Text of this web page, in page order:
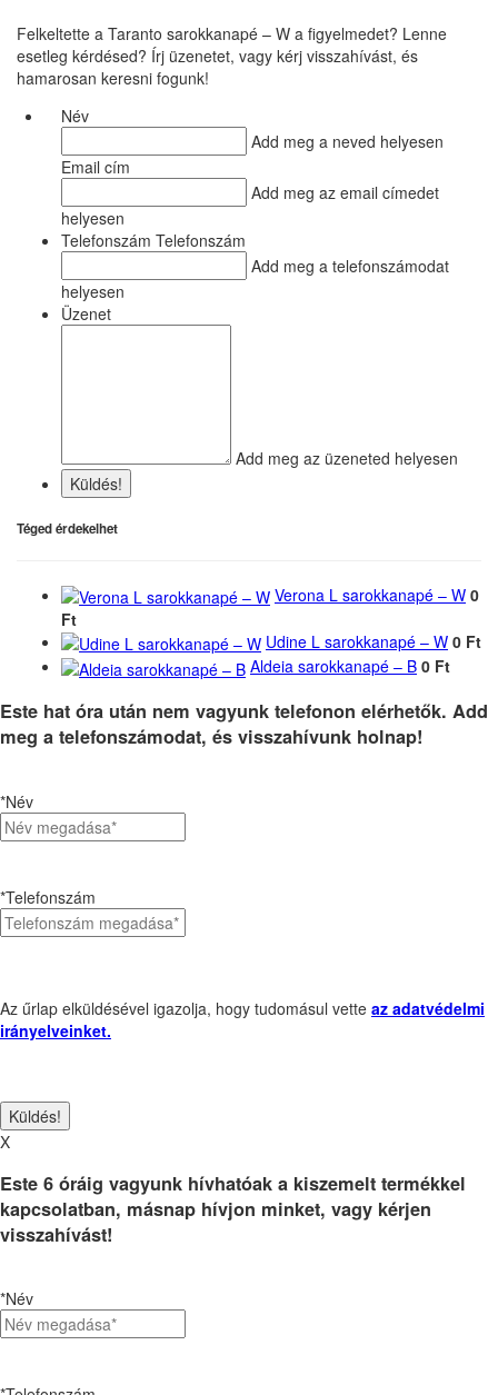
Felkeltette a Taranto sarokkanapé – W a figyelmedet? Lenne
esetleg kérdésed? Írj üzenetet, vagy kérj visszahívást, és
hamarosan keresni fogunk!
Név
Add meg a neved helyesen
Email cím
Add meg az email címedet
helyesen
Telefonszám Telefonszám
Add meg a telefonszámodat
helyesen
Üzenet
Add meg az üzeneted helyesen
Küldés!
Téged érdekelhet
Verona L sarokkanapé – W 0
Ft
Udine L sarokkanapé – W 0 Ft
Aldeia sarokkanapé – B 0 Ft
Este hat óra után nem vagyunk telefonon elérhetők. Add
meg a telefonszámodat, és visszahívunk holnap!
*Név
*Telefonszám
Az űrlap elküldésével igazolja, hogy tudomásul vette az adatvédelmi
irányelveinket.
X
Este 6 óráig vagyunk hívhatóak a kiszemelt termékkel
kapcsolatban, másnap hívjon minket, vagy kérjen
visszahívást!
*Név